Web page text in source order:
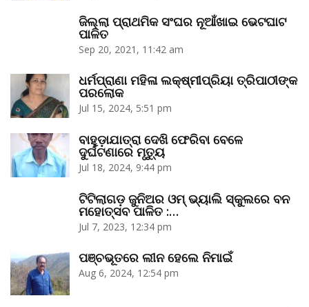
ଜିଲ୍ଲା ପ୍ରାଥମିକ ସଂଘର ନୂଆଁଖାଇ ଭେଟଘାଟ
ପାଳିତ
Sep 20, 2021, 11:42 am
ଧର୍ମପ୍ରାଣା ମହିଳା ଲକ୍ଷ୍ମୀପ୍ରିୟା ତ୍ରିପାଠୀଙ୍କ
ପରଲୋକ
Jul 15, 2024, 5:51 pm
ବାହୁଡ଼ାଯାତ୍ରା ଦେଖି ଫେରିବା ବେଳେ
ଦୁର୍ଘଟଣାରେ ମୃତ୍ୟୁ
Jul 18, 2024, 9:44 pm
ଟିଟିଲାଗଡ଼ ଜୁନିଅର ଓମ୍‌ ଭ୍ୟାଲି ସ୍କୁଲରେ ବନ
ମହୋତ୍ସବ ପାଳିତ :…
Jul 7, 2023, 12:34 pm
ପଞ୍ଚଭୂତରେ ଲୀନ ହେଲେ ନିମାଇଁ
Aug 6, 2024, 12:54 pm